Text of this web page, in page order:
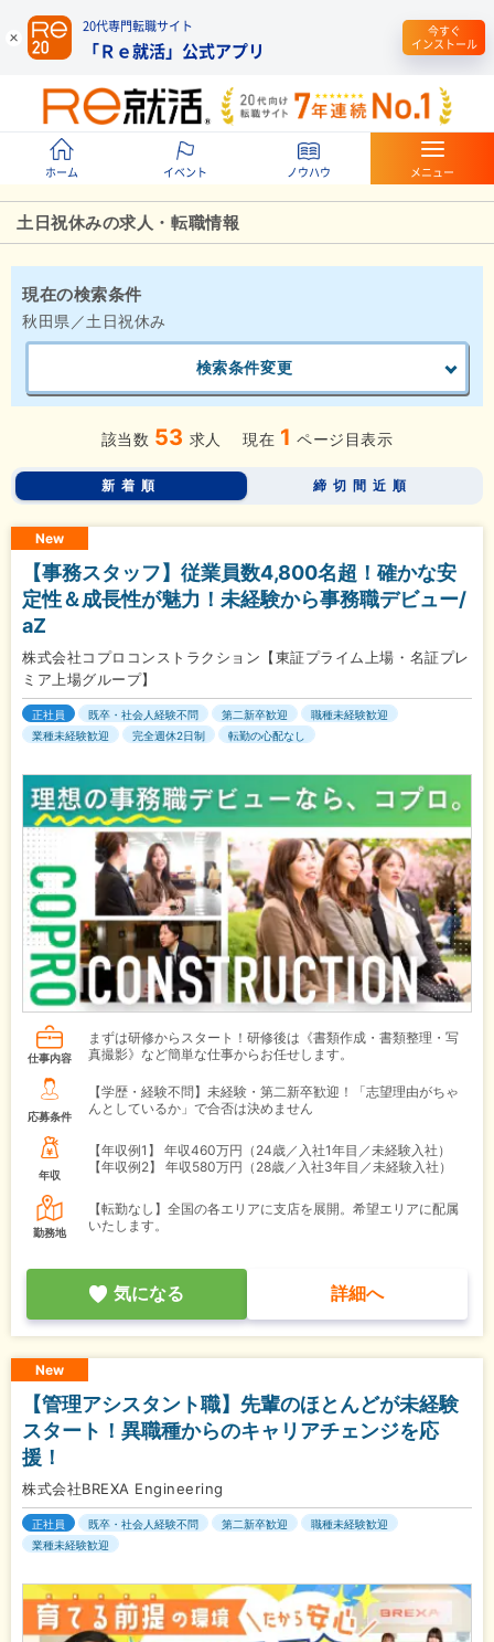
20代専門転職サイト
「Ｒｅ就活」公式アプリ
今すぐ
インストール
ホーム イベント ノウハウ メニュー
土日祝休みの求人・転職情報
現在の検索条件
秋田県／土日祝休み
検索条件変更
該当数 53 求人 現在 1 ページ目表示
新着順 締切間近順
New
【事務スタッフ】従業員数4,800名超！確かな安
定性＆成長性が魅力！未経験から事務職デビュー/
aZ
株式会社コプロコンストラクション【東証プライム上場・名証プレ
ミア上場グループ】
正社員 既卒・社会人経験不問 第二新卒歓迎
職種未経験歓迎
業種未経験歓迎
完全週休2日制 転勤の心配なし
仕事内容
まずは研修からスタート！研修後は《書類作成・書類整理・写
真撮影》など簡単な仕事からお任せします。
応募条件
【学歴・経験不問】未経験・第二新卒歓迎！「志望理由がちゃ
んとしているか」で合否は決めません
年収
【年収例1】
年収460万円（24歳／入社1年目／未経験入社）
【年収例2】
年収580万円（28歳／入社3年目／未経験入社）
勤務地
【転勤なし】全国の各エリアに支店を展開。希望エリアに配属
いたします。
気になる 詳細へ
New
【管理アシスタント職】先輩のほとんどが未経験
スタート！異職種からのキャリアチェンジを応
援！
株式会社BREXA Engineering
正社員 既卒・社会人経験不問 第二新卒歓迎
職種未経験歓迎
業種未経験歓迎